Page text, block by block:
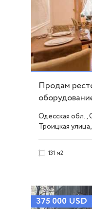
Продам
ID 23739
Одесская обл.,
Троицкая
131 м2
375 000 USD